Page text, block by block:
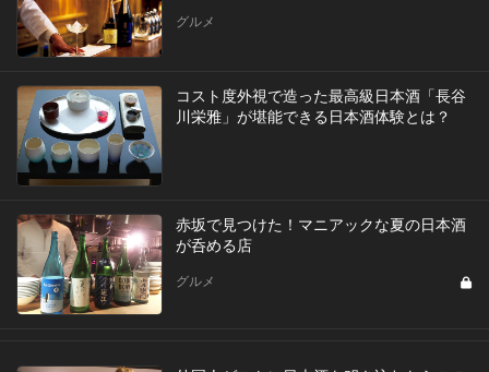
グルメ
コスト度外視で造った最高級日本酒「長谷
川栄雅」が堪能できる日本酒体験とは？
赤坂で見つけた！マニアックな夏の日本酒
が呑める店
グルメ